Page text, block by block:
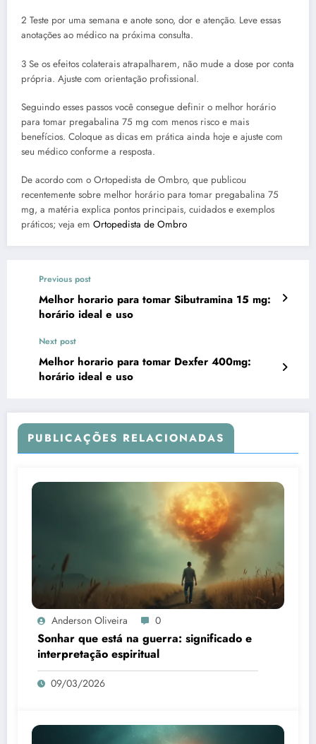
2 Teste por uma semana e anote sono, dor e atenção. Leve essas
anotações ao médico na próxima consulta.
3 Se os efeitos colaterais atrapalharem, não mude a dose por conta
própria. Ajuste com orientação profissional.
Seguindo esses passos você consegue definir o melhor horário
para tomar pregabalina 75 mg com menos risco e mais
benefícios. Coloque as dicas em prática ainda hoje e ajuste com
seu médico conforme a resposta.
De acordo com o Ortopedista de Ombro, que publicou
recentemente sobre melhor horário para tomar pregabalina 75
mg, a matéria explica pontos principais, cuidados e exemplos
práticos; veja em Ortopedista de Ombro
Previous post
Melhor horario para tomar Sibutramina 15 mg:
horário ideal e uso
Next post
Melhor horario para tomar Dexfer 400mg:
horário ideal e uso
PUBLICAÇÕES RELACIONADAS
Anderson Oliveira 0
Sonhar que está na guerra: significado e
interpretação espiritual
09/03/2026